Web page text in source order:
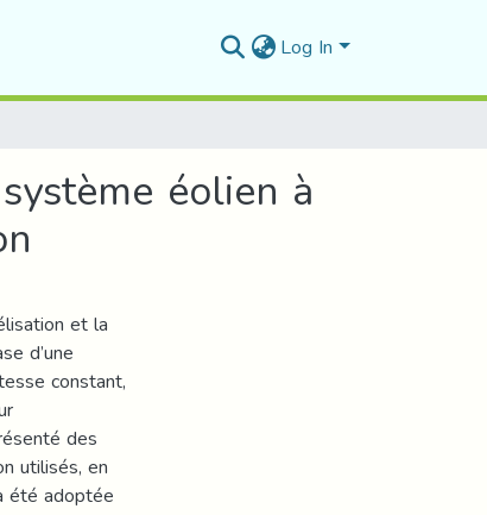
Log In
éolien à
et la
d’une
constant,
des
utilisés, en
été adoptée